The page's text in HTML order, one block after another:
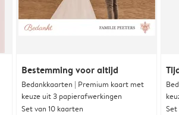
Bestemming voor altijd
Bedankkaarten | Premium kaart met
keuze uit 3 papierafwerkingen
Set van 10 kaarten
Set